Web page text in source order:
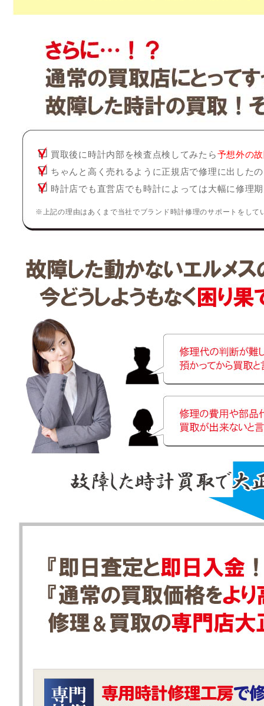
買取後に時計内部を検査点検してみたら予想外の
ちゃんと高く売れるように正規店で修理に出した
時計店でも直営店でも時計によっては大幅に修理
※上記の理由はあくまで当社でブランド時計修理のサポートをし